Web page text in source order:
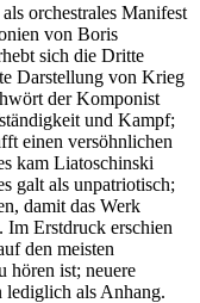
orchestrales Manifest
von Boris
sich die Dritte
Darstellung von Krieg
der Komponist
und Kampf;
einen versöhnlichen
kam Liatoschinski
galt als unpatriotisch;
damit das Werk
Erstdruck erschien
den meisten
hören ist; neuere
lediglich als Anhang.